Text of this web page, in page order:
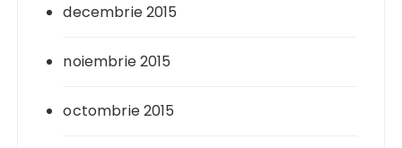
decembrie 2015
noiembrie 2015
octombrie 2015